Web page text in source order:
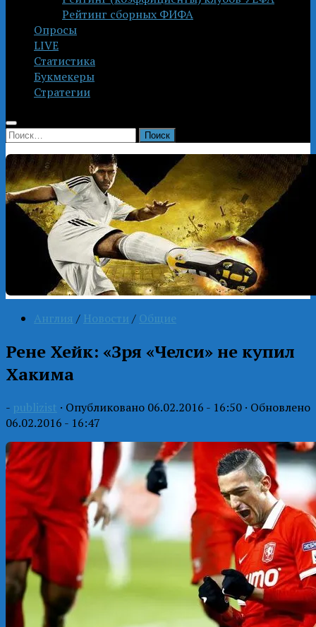
Рейтинг сборных ФИФА
Опросы
LIVE
Статистика
Букмекеры
Стратегии
Найти:
Англия / Новости / Общие
Рене Хейк: «Зря «Челси» не купил
Хакима
- publizist · Опубликовано 06.02.2016 - 16:50 · Обновлено
06.02.2016 - 16:47